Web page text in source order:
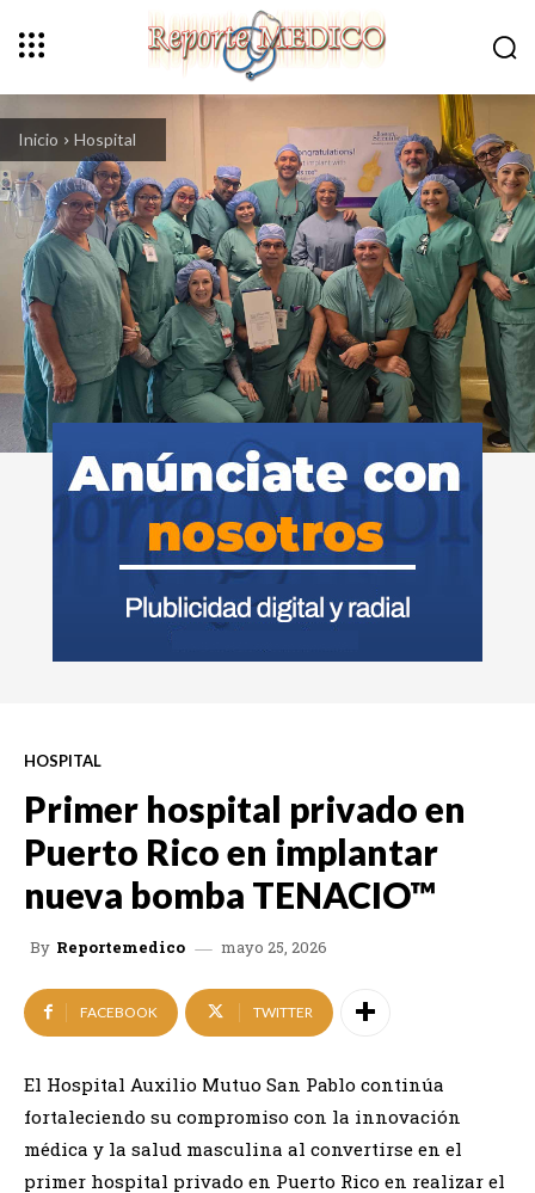
Inicio Hospital
HOSPITAL
Primer hospital privado en
Puerto Rico en implantar
nueva bomba TENACIO™
By Reportemedico mayo 25, 2026
FACEBOOK TWITTER
El Hospital Auxilio Mutuo San Pablo continúa
fortaleciendo su compromiso con la innovación
médica y la salud masculina al convertirse en el
primer hospital privado en Puerto Rico en realizar el